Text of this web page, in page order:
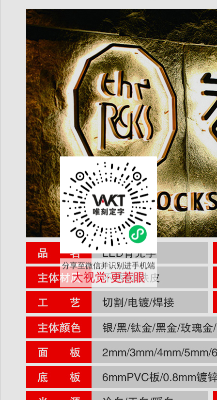
分享至微信并识别进手机端
大视觉·更惹眼